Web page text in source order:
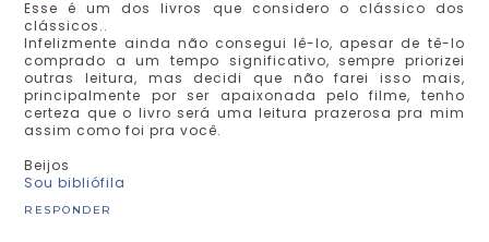
Esse é um dos livros que considero o clássico dos
clássicos..
Infelizmente ainda não consegui lê-lo, apesar de tê-lo
comprado a um tempo significativo, sempre priorizei
outras leitura, mas decidi que não farei isso mais,
principalmente por ser apaixonada pelo filme, tenho
certeza que o livro será uma leitura prazerosa pra mim
assim como foi pra você.
Beijos
Sou bibliófila
RESPONDER